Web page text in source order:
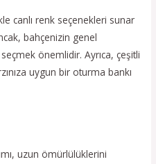
canlı renk seçenekleri sunar
bahçenizin genel
önemlidir. Ayrıca, çeşitli
uygun bir oturma bankı
uzun ömürlülüklerini